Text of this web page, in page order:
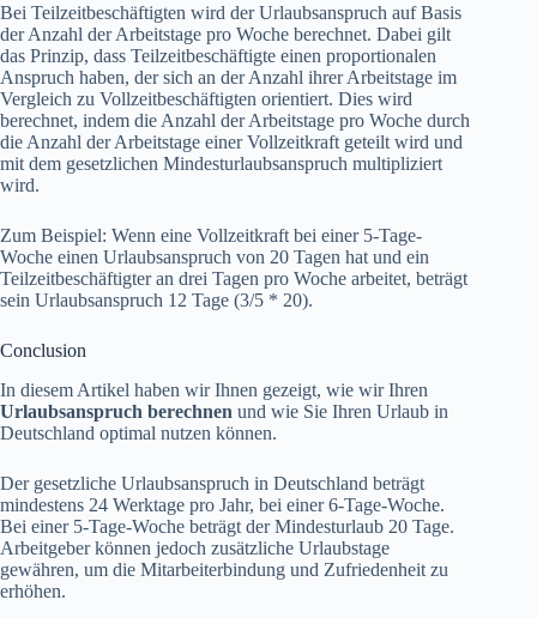
Bei Teilzeitbeschäftigten wird der Urlaubsanspruch auf Basis
der Anzahl der Arbeitstage pro Woche berechnet. Dabei gilt
das Prinzip, dass Teilzeitbeschäftigte einen proportionalen
Anspruch haben, der sich an der Anzahl ihrer Arbeitstage im
Vergleich zu Vollzeitbeschäftigten orientiert. Dies wird
berechnet, indem die Anzahl der Arbeitstage pro Woche durch
die Anzahl der Arbeitstage einer Vollzeitkraft geteilt wird und
mit dem gesetzlichen Mindesturlaubsanspruch multipliziert
wird.
Zum Beispiel: Wenn eine Vollzeitkraft bei einer 5-Tage-
Woche einen Urlaubsanspruch von 20 Tagen hat und ein
Teilzeitbeschäftigter an drei Tagen pro Woche arbeitet, beträgt
sein Urlaubsanspruch 12 Tage (3/5 * 20).
Conclusion
In diesem Artikel haben wir Ihnen gezeigt, wie wir Ihren
Urlaubsanspruch berechnen und wie Sie Ihren Urlaub in
Deutschland optimal nutzen können.
Der gesetzliche Urlaubsanspruch in Deutschland beträgt
mindestens 24 Werktage pro Jahr, bei einer 6-Tage-Woche.
Bei einer 5-Tage-Woche beträgt der Mindesturlaub 20 Tage.
Arbeitgeber können jedoch zusätzliche Urlaubstage
gewähren, um die Mitarbeiterbindung und Zufriedenheit zu
erhöhen.